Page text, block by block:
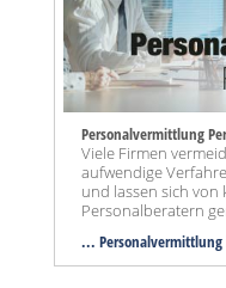
Personalvermittlung
Viele Firmen
aufwendige
und lassen sich
Personalberatern
...